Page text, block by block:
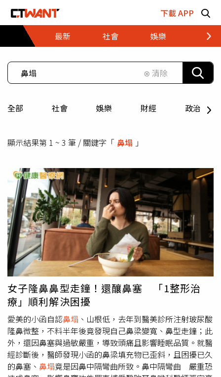
下載 APP
最新
社會 娛樂 財經
⊗ 清除
全部 社會 娛樂 財經 政治
顯示結果第 1 ~ 3 筆 / 關鍵字「 鼻塌 」
女子隆鼻鼻型走鐘！還釀鼻塞 「1整形治
療」順利解決困擾
愛美的小函自認鼻塌 、山根低，去年到醫美診所注射玻尿酸
隆鼻微整，不料半年後竟發現自己鼻梁變寬、鼻型走鐘；此
外，還因鼻塞與過敏嚴重，導致頭痛且影響睡眠品質。就醫
經診斷後，醫師發現小函的鼻梁填充物已歪斜，且困擾已久
的鼻塞、 鼻塌竟是因鼻中隔彎曲所致。鼻中隔彎曲 嚴重恐